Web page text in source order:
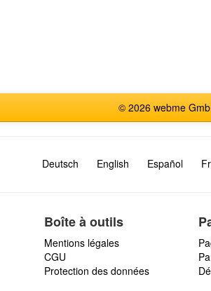
© 2026 webme
Deutsch English Español
Boîte à outils
Mentions légales
CGU
Protection des données